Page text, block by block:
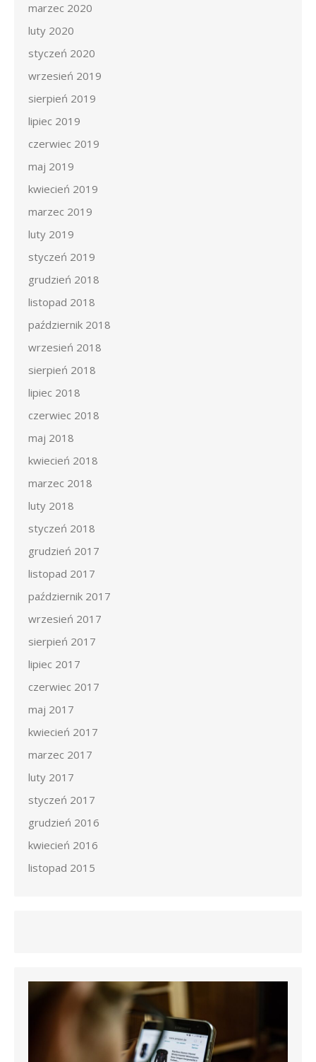
marzec 2020
luty 2020
styczeń 2020
wrzesień 2019
sierpień 2019
lipiec 2019
czerwiec 2019
maj 2019
kwiecień 2019
marzec 2019
luty 2019
styczeń 2019
grudzień 2018
listopad 2018
październik 2018
wrzesień 2018
sierpień 2018
lipiec 2018
czerwiec 2018
maj 2018
kwiecień 2018
marzec 2018
luty 2018
styczeń 2018
grudzień 2017
listopad 2017
październik 2017
wrzesień 2017
sierpień 2017
lipiec 2017
czerwiec 2017
maj 2017
kwiecień 2017
marzec 2017
luty 2017
styczeń 2017
grudzień 2016
kwiecień 2016
listopad 2015